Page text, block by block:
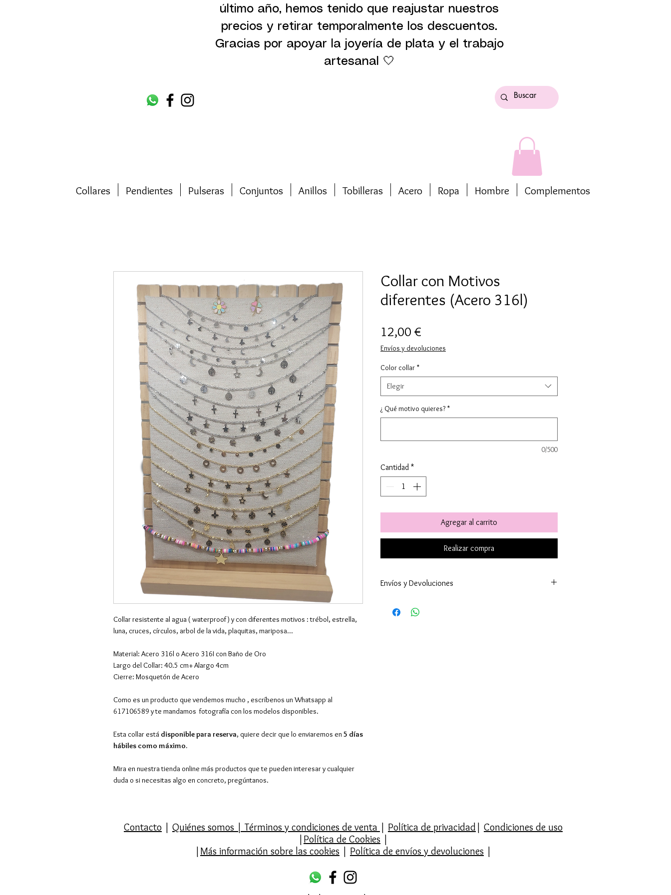
último año, hemos tenido que reajustar nuestros
precios y retirar temporalmente los descuentos.
Gracias por apoyar la joyería de plata y el trabajo
artesanal 🤍
Collares Pendientes Pulseras Conjuntos Anillos Tobilleras Acero Ropa Hombre Complementos
Collar resistente al agua ( waterproof ) y con diferentes motivos : trébol, estrella,
luna, cruces, círculos, arbol de la vida, plaquitas, mariposa...
Material: Acero 316l o Acero 316I con Baño de Oro
Largo del Collar: 40.5 cm+ Alargo 4cm
Cierre: Mosquetón de Acero
Como es un producto que vendemos mucho , escríbenos un Whatsapp al
617106589 y te mandamos fotografía con los modelos disponibles.
Esta collar está disponible para reserva, quiere decir que lo enviaremos en 5 días
hábiles como máximo.
Mira en nuestra tienda online más productos que te pueden interesar y cualquier
duda o si necesitas algo en concreto, pregúntanos.
Collar con Motivos
diferentes (Acero 316l)
12,00 €
Envíos y devoluciones
Color collar *
Elegir
¿ Qué motivo quieres? *
0/500
Cantidad *
Agregar al carrito
Realizar compra
Envíos y Devoluciones
enviaremos máximo en 5 días hábiles.
Contacto | Quiénes somos | Términos y condiciones de venta | Política de privacidad | Condiciones de uso
| Política de Cookies |
| Más información sobre las cookies | Política de envíos y devoluciones |